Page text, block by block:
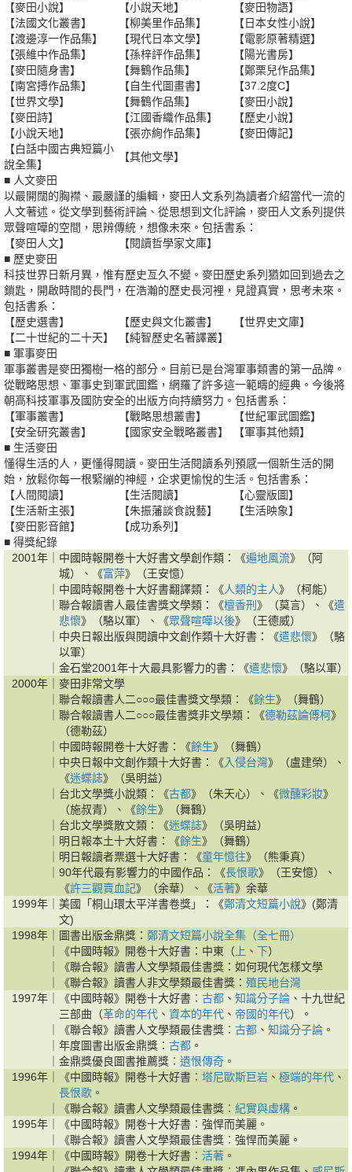
【麥田小說】
【小說天地】
【麥田物語】
【法國文化叢書】
【柳美里作品集】
【日本女性小說】
【渡邊淳一作品集】
【現代日本文學】
【電影原著精選】
【張維中作品集】
【孫梓評作品集】
【陽光書房】
【麥田隨身書】
【舞鶴作品集】
【鄭栗兒作品集】
【南宮搏作品集】
【自生代圖畫書】
【37.2度C】
【世界文學】
【舞鶴作品集】
【麥田小說】
【麥田詩】
【江國香織作品集】
【歷史小說】
【小說天地】
【張亦絢作品集】
【麥田傳記】
【白話中國古典短篇小
說全集】
【其他文學】
■ 人文麥田
以最開闊的胸襟、最嚴謹的編輯，麥田人文系列為讀者介紹當代一流的
人文著述。從文學到藝術評論、從思想到文化評論，麥田人文系列提供
眾聲喧嘩的空間，思辨傳統，想像未來。包括書系：
【麥田人文】
【閱讀哲學家文庫】
■ 歷史麥田
科技世界日新月異，惟有歷史亙久不變。麥田歷史系列猶如回到過去之
鎖匙，開啟時間的長門，在浩瀚的歷史長河裡，見證真實，思考未來。
包括書系：
【歷史選書】
【歷史與文化叢書】
【世界史文庫】
【二十世紀的二十天】
【純智歷史名著譯叢】
■ 軍事麥田
軍事叢書是麥田獨樹一格的部分。目前已是台灣軍事類書的第一品牌。
從戰略思想、軍事史到軍武圖鑑，網羅了許多這一範疇的經典。今後將
朝高科技軍事及國防安全的出版方向持續努力。包括書系：
【軍事叢書】
【戰略思想叢書】
【世紀軍武圖鑑】
【安全研究叢書】
【國家安全戰略叢書】
【軍事其他類】
■ 生活麥田
懂得生活的人，更懂得閱讀。麥田生活閱讀系列預感一個新生活的開
始，放鬆你每一根緊繃的神經，企求更愉悅的生活。包括書系：
【人間閱讀】
【生活閱讀】
【心靈版圖】
【生活新主張】
【朱振藩談食說藝】
【生活映象】
【麥田影音館】
【成功系列】
■ 得獎紀錄
2001年｜ 中國時報開卷十大好書文學創作類：《遍地風流》（阿
城）、《富萍》（王安憶）
中國時報開卷十大好書翻譯類：《人類的主人》（柯能）
聯合報讀書人最佳書獎文學類：《檀香刑 》（莫言）、《遣
悲懷》（駱以軍）、《眾聲喧嘩以後》（王德威）
中央日報出版與閱讀中文創作類十大好書：《遣悲懷》（駱
以軍）
金石堂2001年十大最具影響力的書：《遣悲懷》（駱以軍）
2000年｜ 麥田非常文學
聯合報讀書人二○○○最佳書獎文學類：《餘生》（舞鶴）
聯合報讀書人二○○○最佳書獎非文學類：《德勒茲論傅柯》
（德勒茲）
中國時報開卷十大好書：《餘生》（舞鶴）
中央日報中文創作類十大好書：《入侵台灣》（盧建榮）、
《迷蝶誌》（吳明益）
台北文學獎小說類：《古都》（朱天心）、《微醺彩妝》
（施叔青）、《餘生》（舞鶴）
台北文學獎散文類：《迷蝶誌》（吳明益）
明日報本土十大好書：《餘生》（舞鶴）
明日報讀者票選十大好書：《童年憶往》（熊秉真）
90年代最有影響力的中國作品：《長恨歌》（王安憶）、
《許三觀賣血記》（余華）、《活著》余華
1999年｜ 美國「桐山環太平洋書卷獎」：《鄭清文短篇小說》(鄭清
文)
1998年｜
圖書出版金鼎獎： 鄭清文短篇小說全集（全七冊）
《中國時報》開卷十大好書：中東（ 上 、 下）
《聯合報》讀書人文學類最佳書獎：如何現代怎樣文學
《聯合報》讀書人非文學類最佳書獎： 殖民地台灣
1997年｜
《中國時報》開卷十大好書︰ 古都 、 知識分子論 、十九世紀
三部曲（革命的年代 、 資本的年代 、 帝國的年代）。
《聯合報》讀書人文學類最佳書獎︰ 古都 、 知識分子論 。
年度圖書出版金鼎獎︰ 古都 。
金鼎獎優良圖書推薦獎︰ 遺恨傳奇 。
1996年｜
《中國時報》開卷十大好書︰ 塔尼歐斯巨岩 、 極端的年代 、
長恨歌 。
《聯合報》讀書人文學類最佳書獎︰ 紀實與虛構 。
1995年｜
《中國時報》開卷十大好書︰強悍而美麗。
《聯合報》讀書人文學類最佳書獎︰強悍而美麗。
1994年｜
《中國時報》開卷十大好書︰ 活著 。